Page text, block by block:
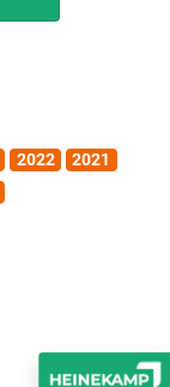
2022
2021